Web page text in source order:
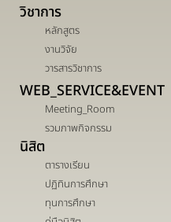
วิชาการ
หลักสูตร
งานวิจัย
วารสารวิชาการ
WEB_SERVICE&EVENT
Meeting_Room
รวมภาพกิจกรรม
นิสิต
ตารางเรียน
ปฏิทินการศึกษา
ทุนการศึกษา